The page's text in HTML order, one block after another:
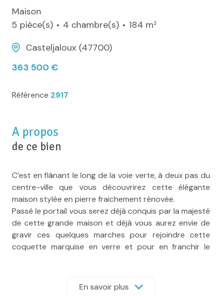
Maison
5 pièce(s)
4 chambre(s)
184 m²
Casteljaloux (47700)
363 500 €
Référence 2917
A propos
de ce bien
C’est en flânant le long de la voie verte, à deux pas du
centre-ville que vous découvrirez cette élégante
maison stylée en pierre fraichement rénovée.
Passé le portail vous serez déjà conquis par la majesté
de cette grande maison et déjà vous aurez envie de
gravir ces quelques marches pour rejoindre cette
coquette marquise en verre et pour en franchir le
laisser découvrir le cœur de la demeure.
En savoir plus